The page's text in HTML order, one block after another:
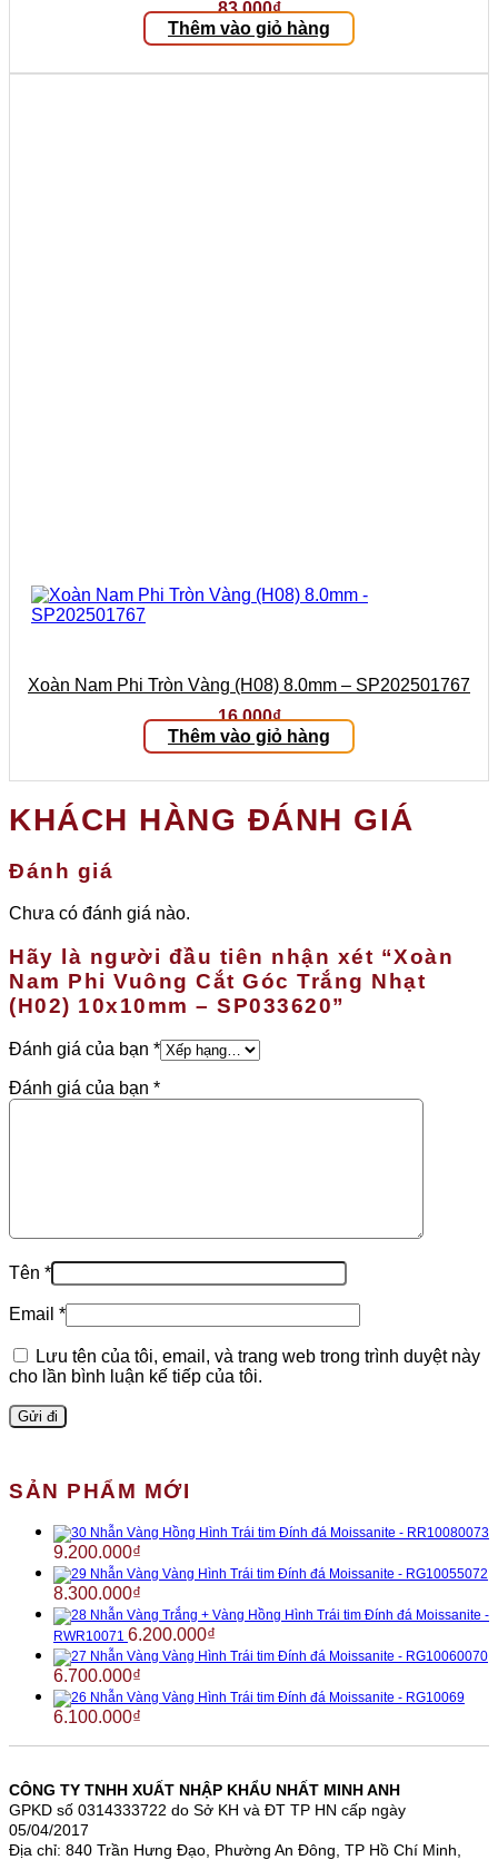
83.000₫
Thêm vào giỏ hàng
Xoàn Nam Phi Tròn Vàng (H08) 8.0mm – SP202501767
16.000₫
Thêm vào giỏ hàng
KHÁCH HÀNG ĐÁNH GIÁ
Đánh giá
Chưa có đánh giá nào.
Hãy là người đầu tiên nhận xét “Xoàn
Nam Phi Vuông Cắt Góc Trắng Nhạt
(H02) 10x10mm – SP033620”
Đánh giá của bạn *
Đánh giá của bạn *
Tên *
Email *
Lưu tên của tôi, email, và trang web trong trình duyệt này
cho lần bình luận kế tiếp của tôi.
SẢN PHẨM MỚI
Nhẫn Vàng Hồng Hình Trái tim Đính đá Moissanite - RR10080073
9.200.000₫
Nhẫn Vàng Vàng Hình Trái tim Đính đá Moissanite - RG10055072
8.300.000₫
Nhẫn Vàng Trắng + Vàng Hồng Hình Trái tim Đính đá Moissanite -
RWR10071 6.200.000₫
Nhẫn Vàng Vàng Hình Trái tim Đính đá Moissanite - RG10060070
6.700.000₫
Nhẫn Vàng Vàng Hình Trái tim Đính đá Moissanite - RG10069
6.100.000₫
CÔNG TY TNHH XUẤT NHẬP KHẨU NHẤT MINH ANH
GPKD số 0314333722 do Sở KH và ĐT TP HN cấp ngày
05/04/2017
Địa chỉ: 840 Trần Hưng Đạo, Phường An Đông, TP Hồ Chí Minh,